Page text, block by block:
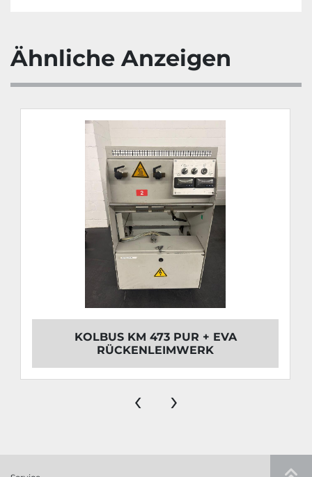
Ähnliche Anzeigen
KOLBUS KM 473 PUR + EVA
RÜCKENLEIMWERK
‹ ›